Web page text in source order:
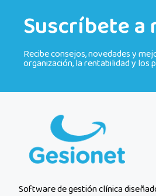
Suscríbete
Recibe consejos, novedades y
organización, la rentabilidad y los
Software de gestión clínica